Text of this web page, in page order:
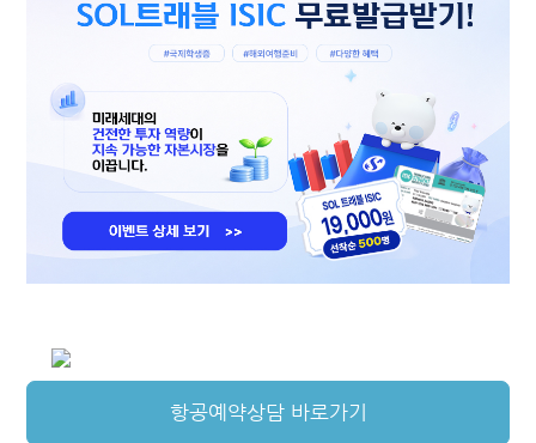
호주·뉴질랜드
미국·캐나다
중남미
아프리카
데이터로밍
항공예약상담
100여 개국으로 구성된 ISIC 협회 네트워크가 지속적으로 업데이트하는 학
항공예약상담 바로가기